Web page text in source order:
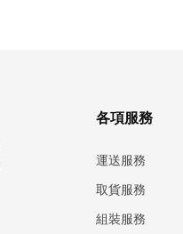
各項服務
運送服務
取貨服務
組裝服務